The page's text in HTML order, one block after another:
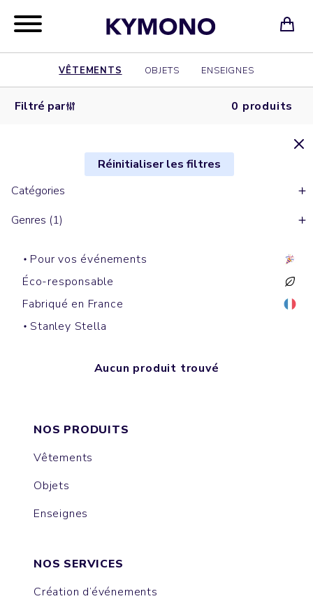
VÊTEMENTS OBJETS ENSEIGNES
Filtré par 0 produits
Réinitialiser les filtres
Catégories
Genres (1)
Pour vos événements
Éco-responsable
Fabriqué en France
Stanley Stella
Aucun produit trouvé
NOS PRODUITS
Vêtements
Objets
Enseignes
NOS SERVICES
Création d’événements